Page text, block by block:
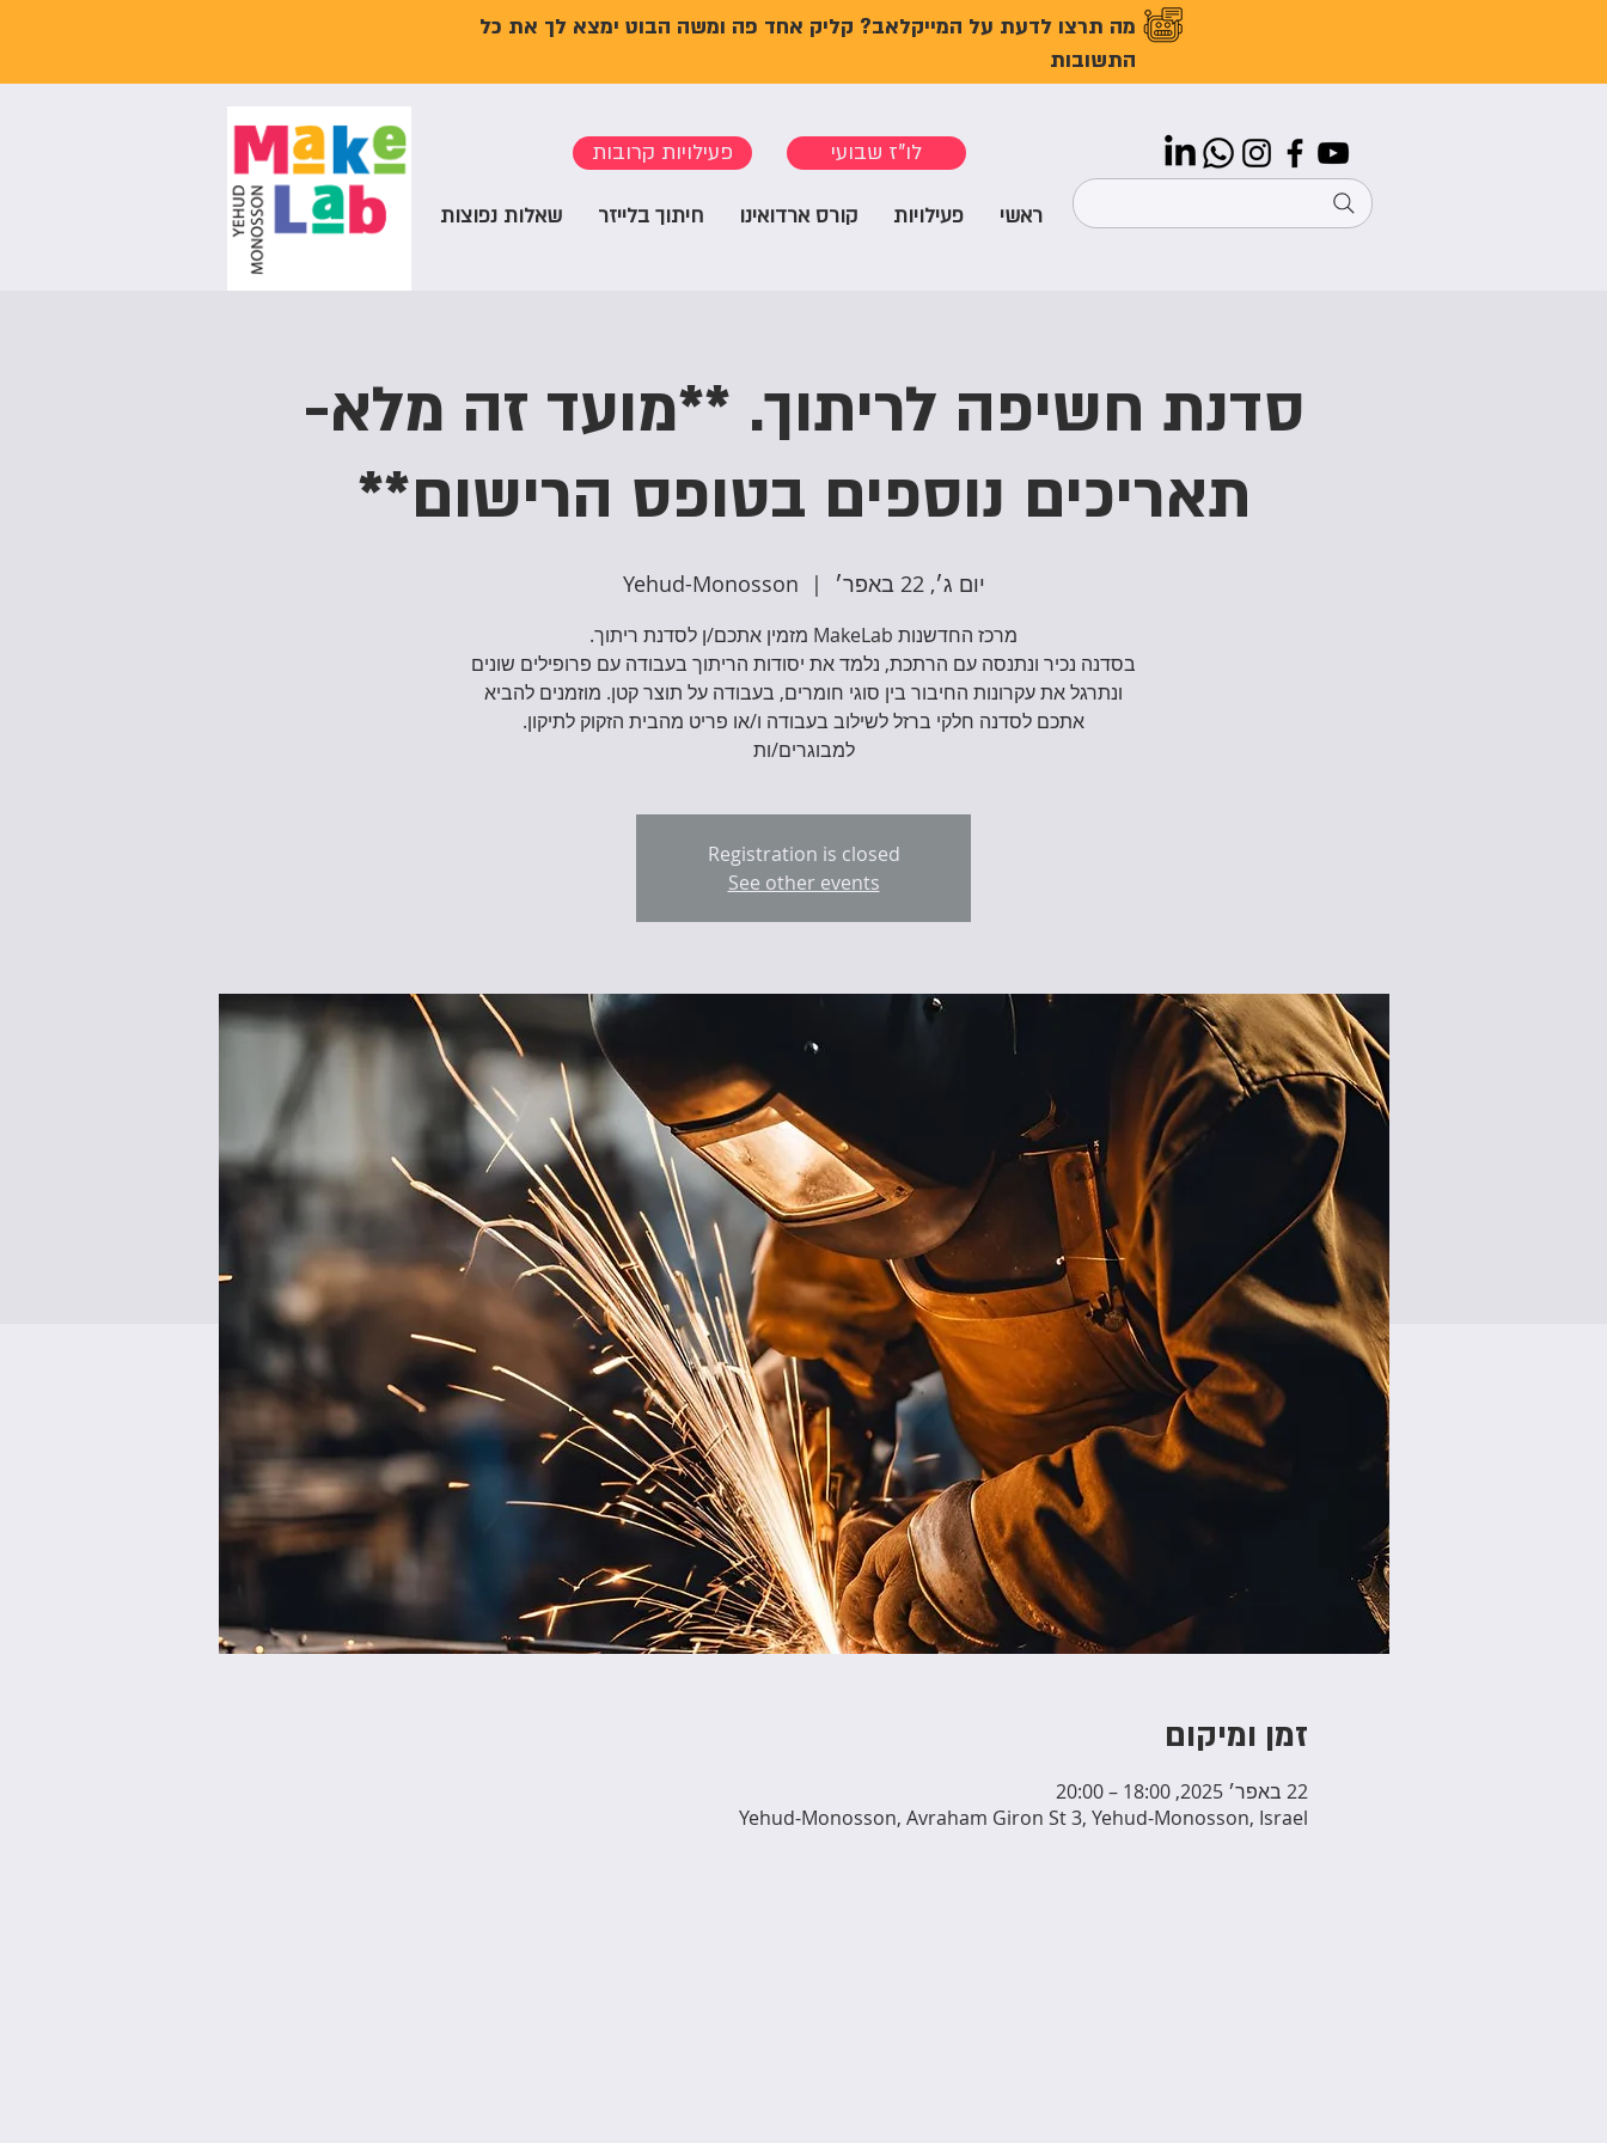
מה תרצו לדעת על המייקלאב? קליק אחד פה ומשה הבוט ימצא לך את כל
התשובות
פעילויות קרובות לו"ז שבועי
ראשי פעילויות קורס ארדואינו חיתוך בלייזר שאלות נפוצות
סדנת חשיפה לריתוך. **מועד זה מלא-
תאריכים נוספים בטופס הרישום**
יום ג׳, 22 באפר׳
  |
Yehud-Monosson
בסדנה נכיר ונתנסה עם הרתכת, נלמד את יסודות הריתוך בעבודה עם פרופילים שונים
ונתרגל את עקרונות החיבור בין סוגי חומרים, בעבודה על תוצר קטן. מוזמנים להביא
למבוגרים/ות
Registration is closed
See other events
זמן ומיקום
22 באפר׳ 2025, 18:00 – 20:00
Yehud-Monosson, Avraham Giron St 3, Yehud-Monosson, Israel